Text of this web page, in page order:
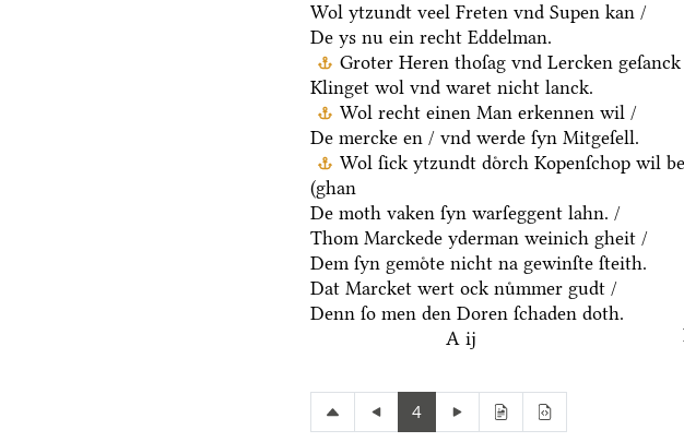
Wol ytzundt veel Freten vnd Supen kan /
De ys nu ein recht Eddelman.
Groter Heren thoſag vnd Lercken
Klinget wol vnd waret nicht lanck.
Wol recht einen Man erkennen wil /
De mercke en / vnd werde ſyn Mitgeſell.
Wol ſick ytzundt doͤrch Kopenſchop wil
(ghan
De moth vaken ſyn warſeggent lahn. /
Thom Marckede yderman weinich gheit /
Dem ſyn gemoͤte nicht na gewinſte ſteith.
Dat Marcket wert ock nuͤmmer gudt /
Denn ſo men den Doren ſchaden doth.
A ij
4